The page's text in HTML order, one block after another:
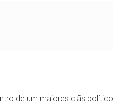
de um maiores clãs